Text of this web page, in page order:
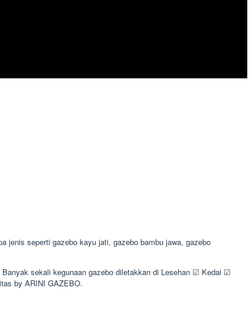
jenis seperti gazebo kayu jati, gazebo bambu jawa, gazebo
sekali kegunaan gazebo diletakkan di Lesehan ☑ Kedai ☑
by ARINI GAZEBO.